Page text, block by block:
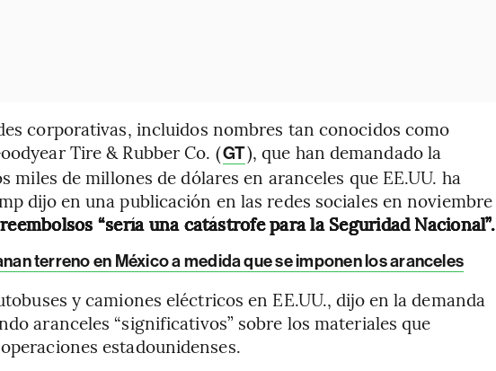
corporativas, incluidos nombres tan conocidos como
Tire & Rubber Co. (GT), que han demandado la
miles de millones de dólares en aranceles que EE.UU. ha
dijo en una publicación en las redes sociales en noviembre
“sería una catástrofe para la Seguridad Nacional”.
terreno en México a medida que se imponen los aranceles
y camiones eléctricos en EE.UU., dijo en la demanda
aranceles “significativos” sobre los materiales que
estadounidenses.